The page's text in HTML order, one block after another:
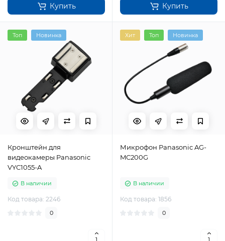
Купить Купить
Топ Новинка
Кронштейн для
видеокамеры Panasonic
VYC1055-A
В наличии
Код товара: 2246
0
Хит Топ Новинка
Микрофон Panasonic AG-
MC200G
В наличии
Код товара: 1856
0